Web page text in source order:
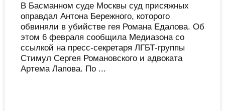
В Басманном суде Москвы суд присяжных
оправдал Антона Бережного, которого
обвиняли в убийстве гея Романа Едалова. Об
этом 6 февраля сообщила Медиазона со
ссылкой на пресс-секретаря ЛГБТ-группы
Стимул Сергея Романовского и адвоката
Артема Лапова. По ...